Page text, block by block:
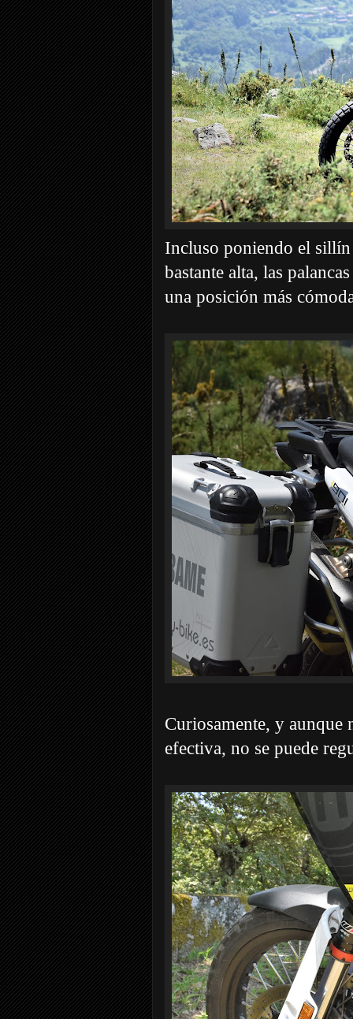
Incluso poniendo el sillín
bastante alta, las
una posición más
Curiosamente, y aunque
efectiva, no se puede